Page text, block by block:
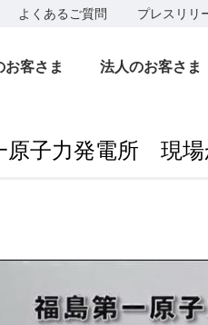
よくあるご質問 プレスリリ
お客さま 法人のお客さま
原子力発電所 現場